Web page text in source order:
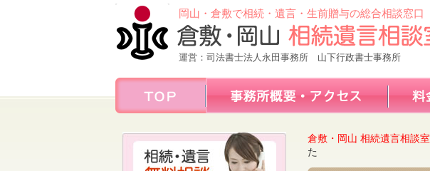
岡山・倉敷で相続・遺言・生前贈与の総合相談窓口
運営：司法書士法人永田事務所 山下行政書士事務所
倉敷・岡山 相続遺言相談室
た